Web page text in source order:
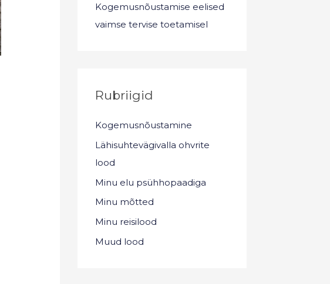
Kogemusnõustamise eelised
vaimse tervise toetamisel
Rubriigid
Kogemusnõustamine
Lähisuhtevägivalla ohvrite
lood
Minu elu psühhopaadiga
Minu mõtted
Minu reisilood
Muud lood